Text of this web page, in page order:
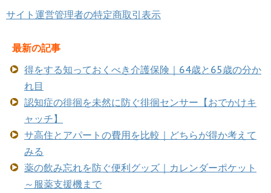
サイト運営管理者の特定商取引表示
最新の記事
得をする知っておくべき介護保険｜64歳と65歳の分か
れ目
認知症の徘徊を未然に防ぐ徘徊センサー【おでかけキ
ャッチ】
サ高住とアパートの費用を比較｜どちらが得か考えて
みる
薬の飲み忘れを防ぐ便利グッズ｜カレンダーポケット
～服薬支援機まで